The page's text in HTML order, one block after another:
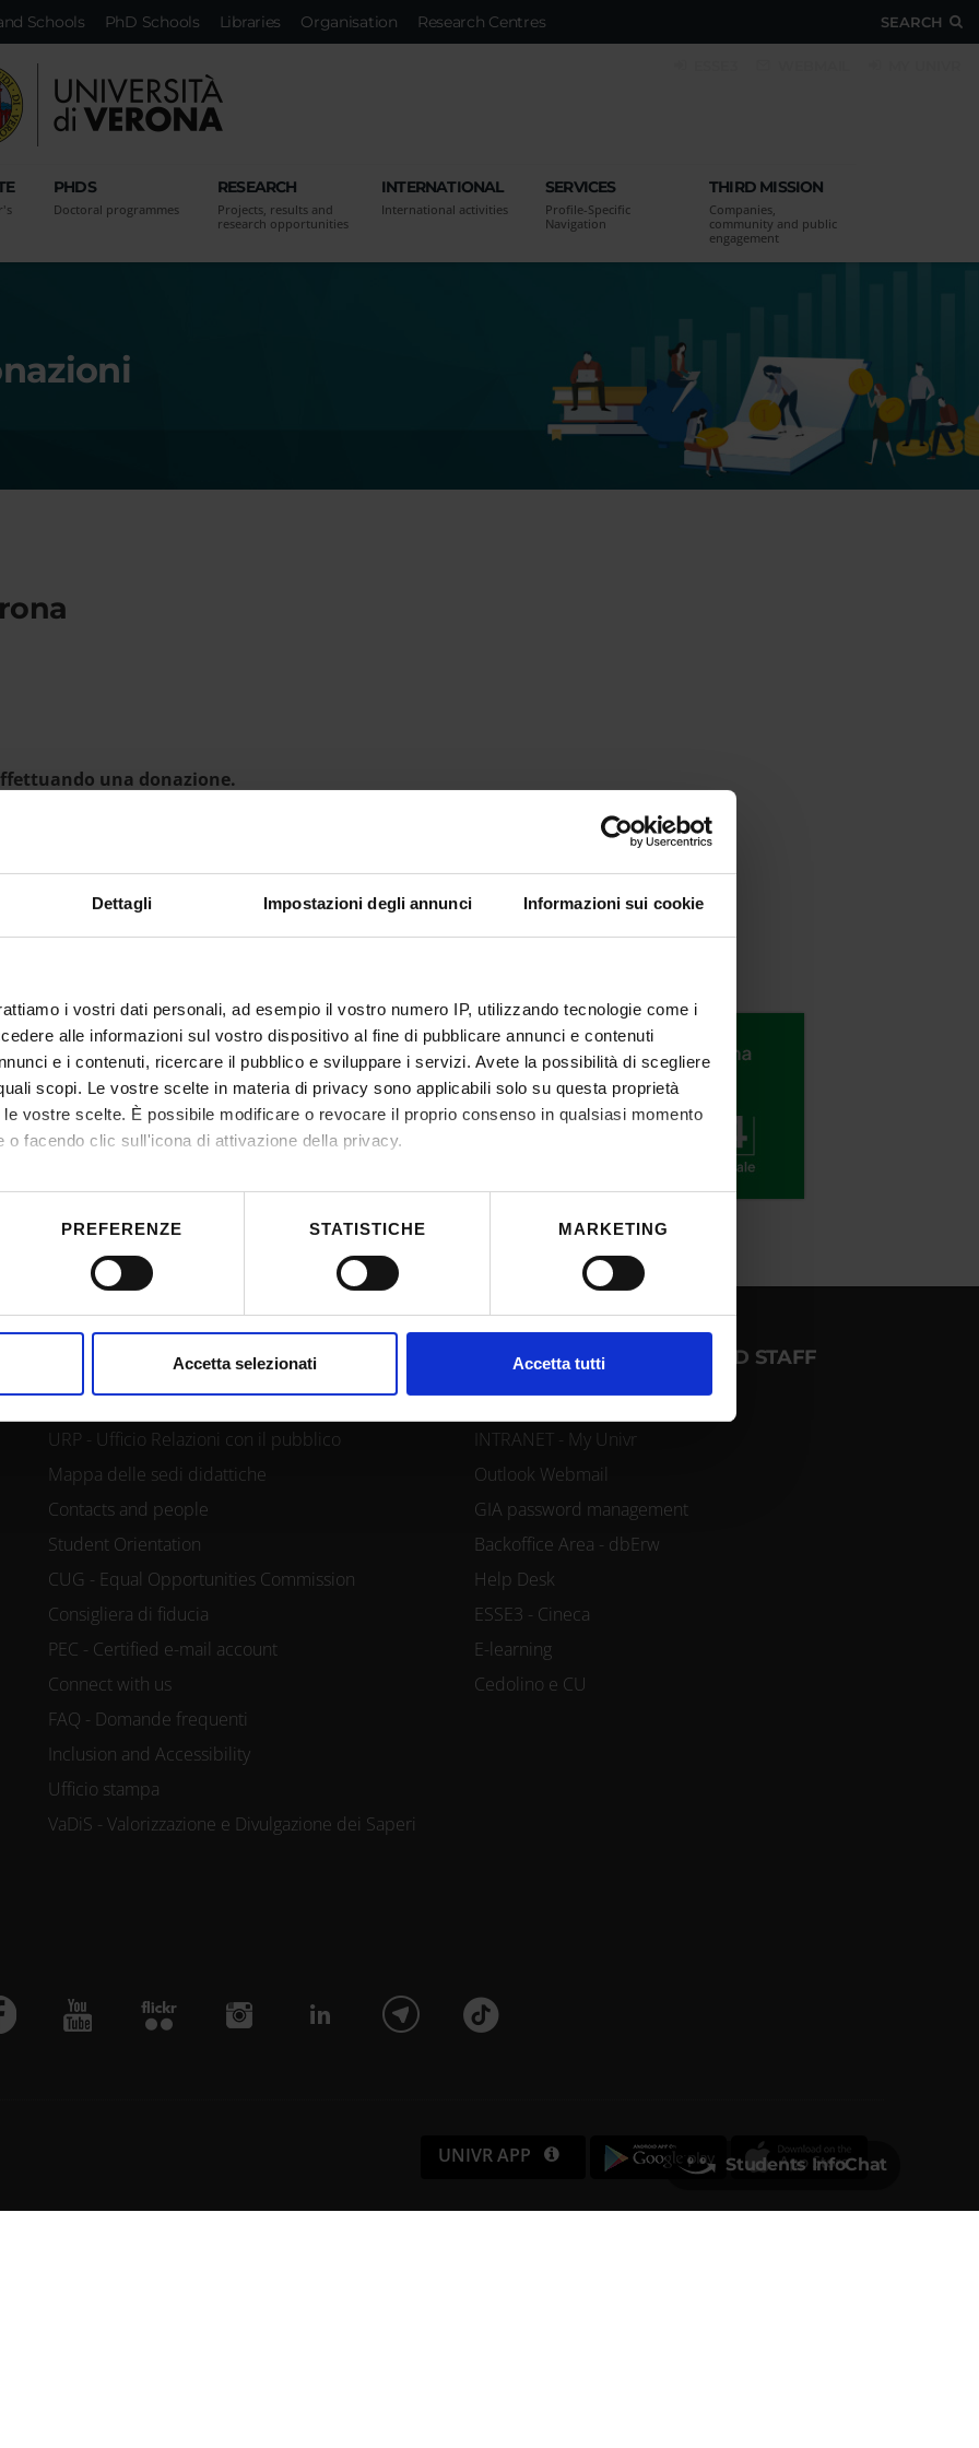
Dettagli Impostazioni degli annunci Informazioni sui cookie
i vostri dati personali, ad esempio il vostro numero IP, utilizzando tecnologie come i
alle informazioni sul vostro dispositivo al fine di pubblicare annunci e contenuti
e i contenuti, ricercare il pubblico e sviluppare i servizi. Avete la possibilità di scegliere
scopi. Le vostre scelte in materia di privacy sono applicabili solo su questa proprietà
vostre scelte. È possibile modificare o revocare il proprio consenso in qualsiasi momento
o facendo clic sull'icona di attivazione della privacy.
anche:
tua posizione geografica, con un'approssimazione di qualche metro,
elaborati i tuoi dati personali e imposta le tue preferenze nella
sezione dettagli . Puoi
contenuti ed annunci, per fornire funzionalità dei social media e per analizzare il
dei loro servizi.
PREFERENZE STATISTICHE MARKETING
Accetta selezionati Accetta tutti
SEARCH
Schools PhD Schools Libraries Organisation Research Centres
PHDS
Doctoral programmes
RESEARCH
Projects, results and
research opportunities
INTERNATIONAL
International activities
SERVICES
Profile-Specific
Navigation
THIRD MISSION
Companies,
community and public
engagement
una donazione.
avanti le sue attività di ricerca e la sua missione culturale sul territorio.
WWW.UNIVR.PAGOATENEI.CINECA.IT
URP - Ufficio Relazioni con il pubblico
Mappa delle sedi didattiche
Contacts and people
Student Orientation
CUG - Equal Opportunities Commission
Consigliera di fiducia
PEC - Certified e-mail account
Connect with us
FAQ - Domande frequenti
Inclusion and Accessibility
Ufficio stampa
VaDiS - Valorizzazione e Divulgazione dei Saperi
LOGIN FOR STUDENTS AND STAFF
INTRANET - My Univr
Outlook Webmail
GIA password management
Backoffice Area - dbErw
Help Desk
ESSE3 - Cineca
E-learning
Cedolino e CU
UNIVR APP Students InfoChat